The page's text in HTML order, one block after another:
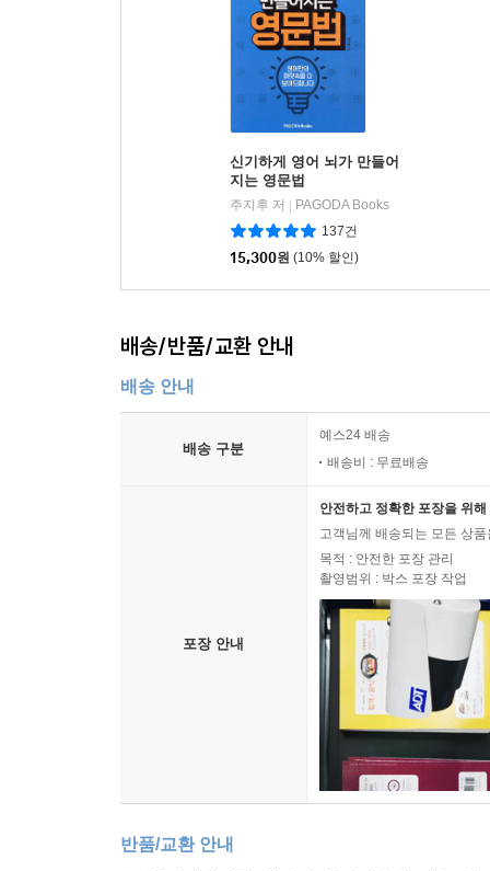
신기하게 영어 뇌가 만들어
지는 영문법
주지후 저
PAGODA Books
137건
15,300원 (10% 할인)
배송/반품/교환 안내
배송 안내
배송 구분
예스24 배송
배송비 : 무료배송
포장 안내
안전하고 정확한 포장을 위
고객님께 배송되는 모든 상
목적 : 안전한 포장 관리
촬영범위 : 박스 포장 작업
반품/교환 안내